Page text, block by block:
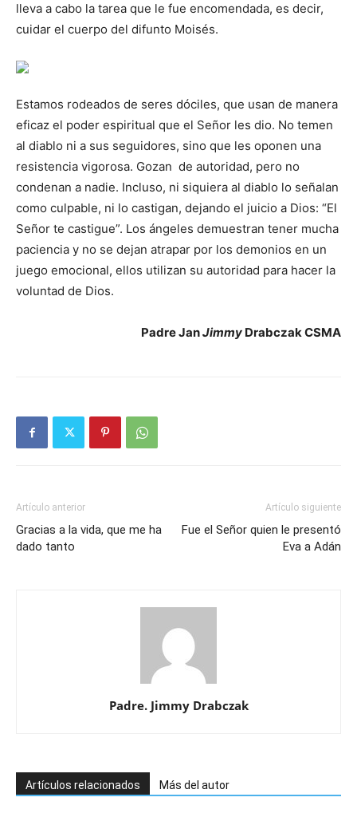
lleva a cabo la tarea que le fue encomendada, es decir,
cuidar el cuerpo del difunto Moisés.
Estamos rodeados de seres dóciles, que usan de manera
eficaz el poder espiritual que el Señor les dio. No temen
al diablo ni a sus seguidores, sino que les oponen una
resistencia vigorosa. Gozan de autoridad, pero no
condenan a nadie. Incluso, ni siquiera al diablo lo señalan
como culpable, ni lo castigan, dejando el juicio a Dios: “El
Señor te castigue”. Los ángeles demuestran tener mucha
paciencia y no se dejan atrapar por los demonios en un
juego emocional, ellos utilizan su autoridad para hacer la
voluntad de Dios.
Padre JanJimmy Drabczak CSMA
Artículo anterior
Gracias a la vida, que me ha
dado tanto
Artículo siguiente
Fue el Señor quien le presentó
Eva a Adán
Padre. Jimmy Drabczak
Artículos relacionados Más del autor